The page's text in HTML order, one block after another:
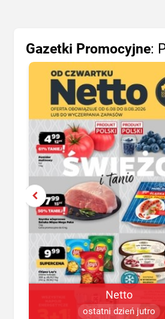
Gazetki Promocyjne:
Netto
ostatni dzień jutro